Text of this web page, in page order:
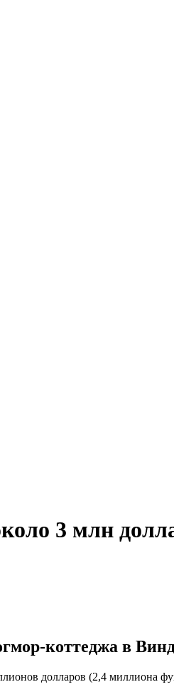
3 млн
коттеджа в
долларов (2,4 миллиона